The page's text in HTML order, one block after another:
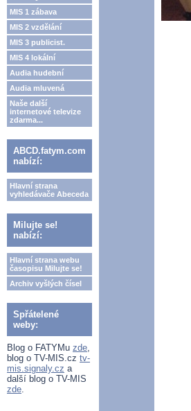
MIS 1 zábava
MIS 2 vzdělání
MIS 3 publicist.
MIS 4 lokální
Audia hudební
Audia mluvená
Naše další
internetové televize
zdarma...
ABCD.fatym.com
nabízí:
Hlavní strana
vyhledávače Abeceda
Milujte se!
nabízí:
Hlavní strana webu
časopisu Milujte se!
Archiv vyšlých čísel
Spřátelené
weby:
Blog o FATYMu zde,
blog o TV-MIS.cz tv-
mis.signaly.cz a
další blog o TV-MIS
zde.